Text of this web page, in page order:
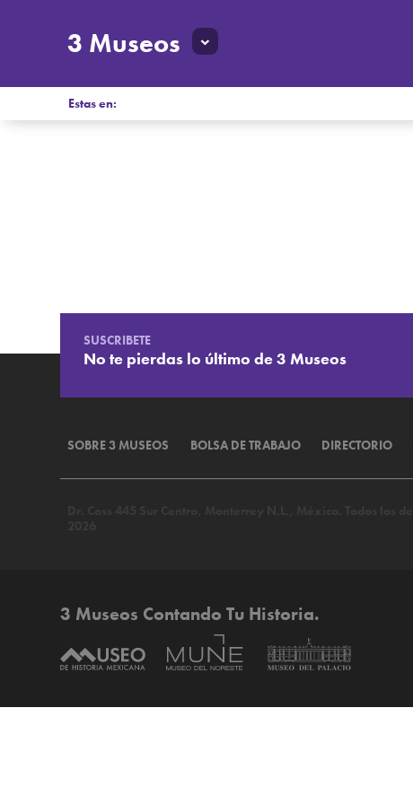
3 Museos
Estas en:
SUSCRIBETE
No te pierdas lo último de 3 Museos
SOBRE 3 MUSEOS BOLSA DE TRABAJO DIRECTORIO
3 Museos Contando Tu Historia.